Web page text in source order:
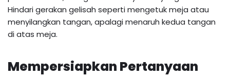
Hindari gerakan gelisah seperti mengetuk meja atau
menyilangkan tangan, apalagi menaruh kedua tangan
di atas meja.
Mempersiapkan Pertanyaan